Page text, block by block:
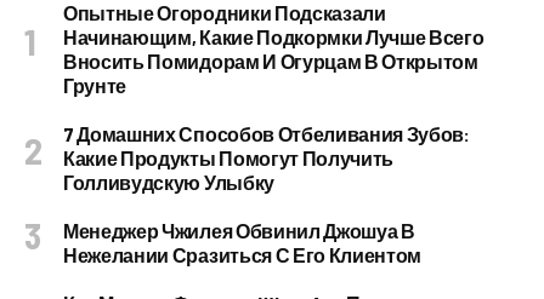
Опытные Огородники Подсказали
Начинающим, Какие Подкормки Лучше Всего
Вносить Помидорам И Огурцам В Открытом
Грунте
7 Домашних Способов Отбеливания Зубов:
Какие Продукты Помогут Получить
Голливудскую Улыбку
Менеджер Чжилея Обвинил Джошуа В
Нежелании Сразиться С Его Клиентом